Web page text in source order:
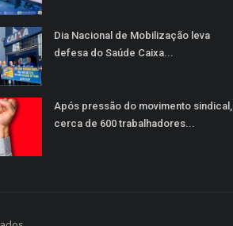
Dia Nacional de Mobilização leva
defesa do Saúde Caixa...
Após pressão do movimento sindical,
cerca de 600 trabalhadores...